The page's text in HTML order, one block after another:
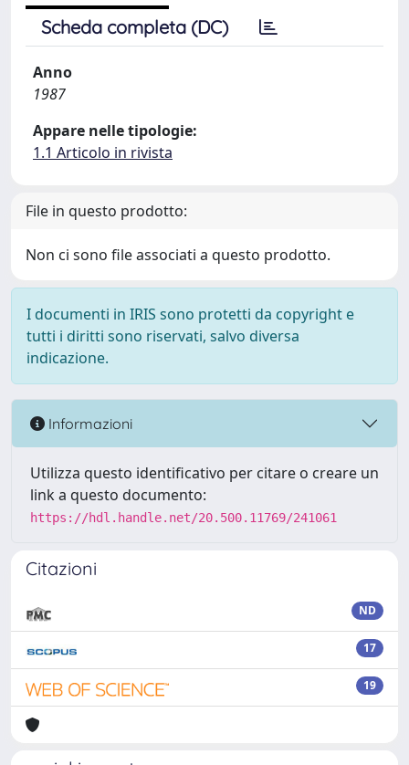
Scheda completa (DC)
Anno
1987
Appare nelle tipologie:
1.1 Articolo in rivista
File in questo prodotto:
Non ci sono file associati a questo prodotto.
I documenti in IRIS sono protetti da copyright e
tutti i diritti sono riservati, salvo diversa
indicazione.
Informazioni
Utilizza questo identificativo per citare o creare un
link a questo documento:
https://hdl.handle.net/20.500.11769/241061
Citazioni
ND
17
19